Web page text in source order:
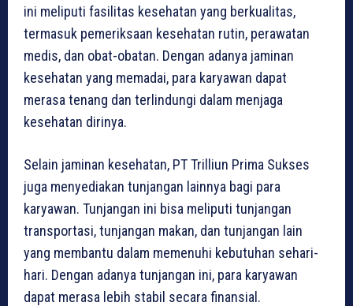
ini meliputi fasilitas kesehatan yang berkualitas,
termasuk pemeriksaan kesehatan rutin, perawatan
medis, dan obat-obatan. Dengan adanya jaminan
kesehatan yang memadai, para karyawan dapat
merasa tenang dan terlindungi dalam menjaga
kesehatan dirinya.
Selain jaminan kesehatan, PT Trilliun Prima Sukses
juga menyediakan tunjangan lainnya bagi para
karyawan. Tunjangan ini bisa meliputi tunjangan
transportasi, tunjangan makan, dan tunjangan lain
yang membantu dalam memenuhi kebutuhan sehari-
hari. Dengan adanya tunjangan ini, para karyawan
dapat merasa lebih stabil secara finansial.